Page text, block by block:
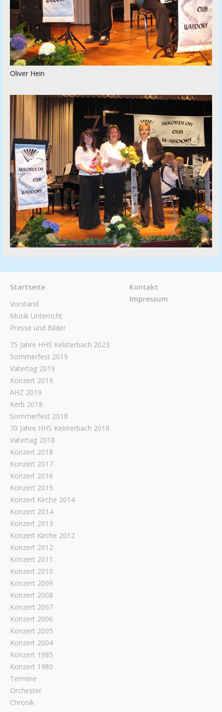
Oliver Hein
Startseite
Vorstand
Musik Unterricht
Presse und Bilder
75 Jahre HHS Kelsterbach 2023
Sommerfest 2019
Vatertag 2019
Konzert 2019
AHZ 2019
Kerb 2018
Sommerfest 2018
70 Jahre HHS Kelsterbach 2018
Vatertag 2018
Konzert 2018
Konzert 2017
Konzert 2016
Konzert 2015
Konzert Kirche 2014
Konzert 2014
Konzert 2013
Konzert Kirche 2012
Konzert 2012
Konzert 2011
Konzert 2010
Konzert 2009
Konzert 2008
Konzert 2007
Konzert 2006
Konzert 2005
Konzert 2004
Konzert 1985
Konzert 1980
Termine
Orchester
Chronik
Kontakt
Impressum